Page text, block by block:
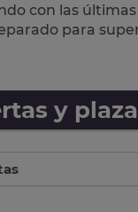
con las
para
y